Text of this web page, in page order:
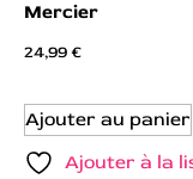
Mercier
24,99€
Ajouter au panier
Ajouter à la